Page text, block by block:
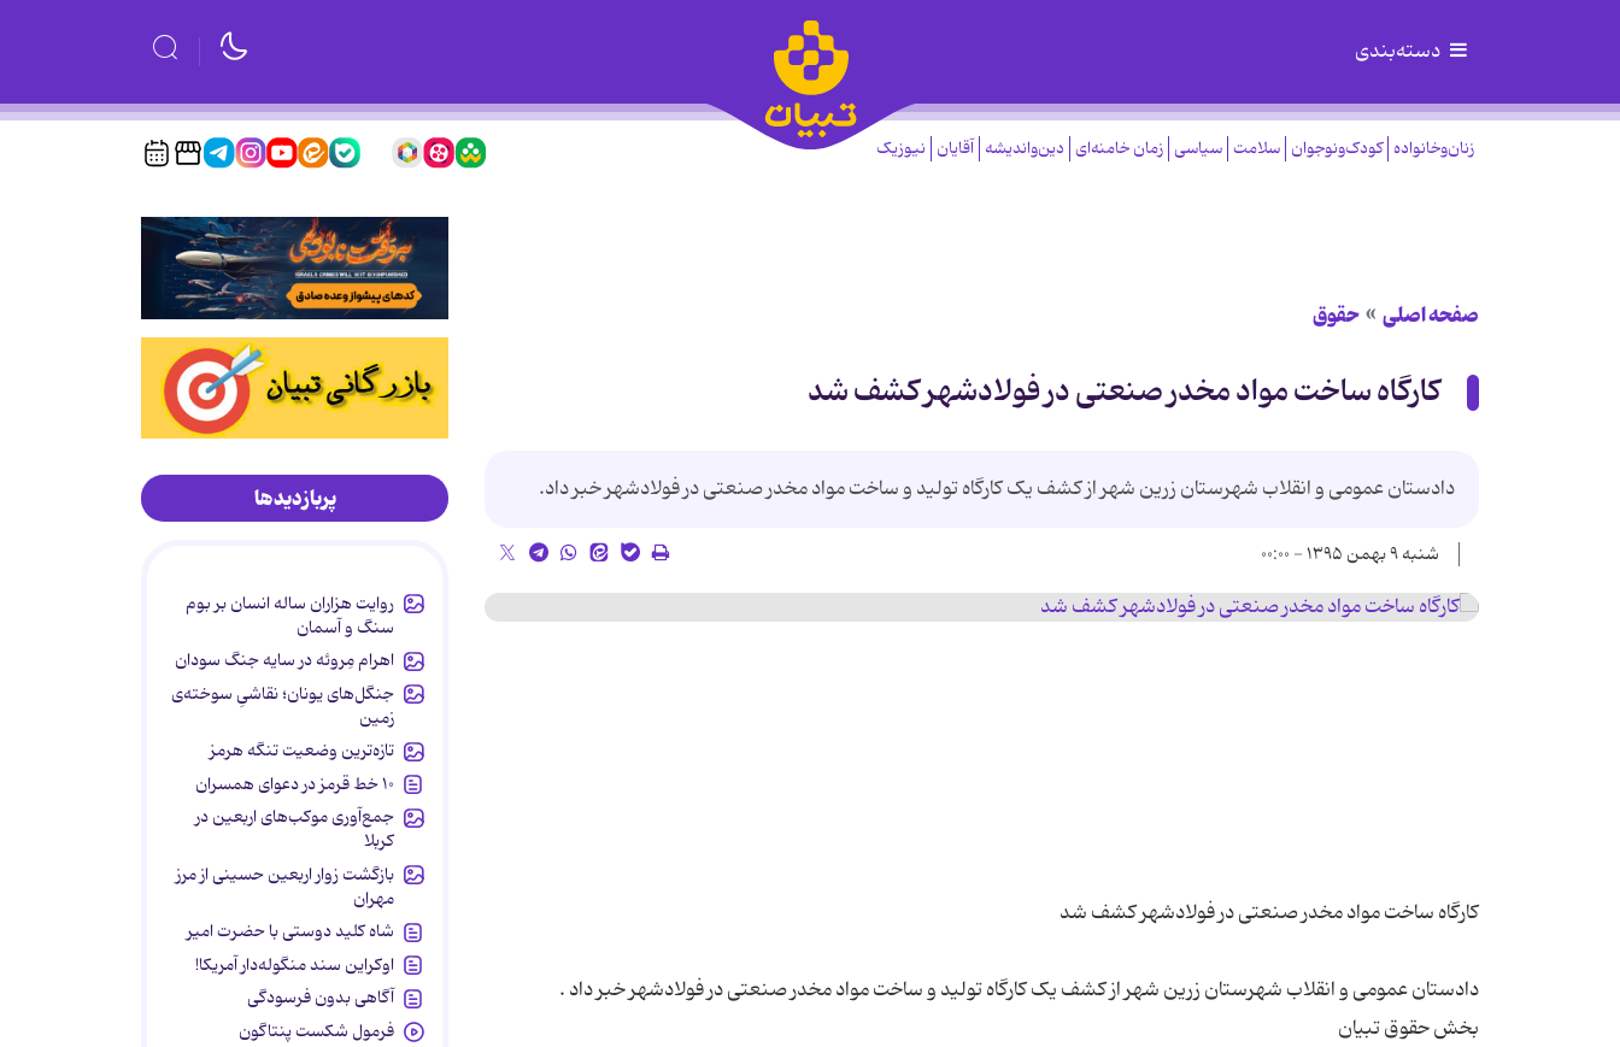
دسته‌بندی
زنان‌وخانواده کودک‌ونوجوان سلامت سیاسی زمان خامنه‌ای دین‌واندیشه آقایان نیوزیک
صفحه اصلی حقوق
کارگاه ساخت مواد مخدر صنعتی در فولادشهر کشف شد
دادستان عمومی و انقلاب شهرستان زرین شهر از کشف یک کارگاه تولید و ساخت مواد مخدر صنعتی در فولادشهر خبر داد.
شنبه ۹ بهمن ۱۳۹۵ - ۰۰:۰۰
پربازدیدها
روایت هزاران ساله انسان بر بوم
سنگ و آسمان
اهرام مِروئه در سایه جنگ سودان
جنگل‌های یونان؛ نقاشیِ سوخته‌ی
زمین
تازه‌ترین وضعیت تنگه هرمز
۱۰ خط قرمز در دعوای همسران
جمع‌آوری موکب‌های اربعین در
کربلا
بازگشت زوار اربعین حسینی از مرز
مهران
شاه کلید دوستی با حضرت امیر
اوکراین سند منگوله‌دار آمریکا!
آگاهی بدون فرسودگی
فرمول شکست پنتاگون